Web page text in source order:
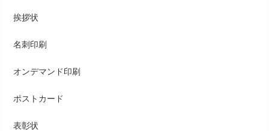
挨拶状
名刺印刷
オンデマンド印刷
ポストカード
表彰状